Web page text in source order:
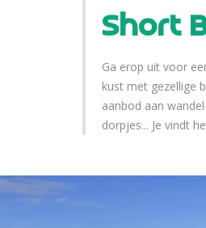
Short
Ga erop uit voor
kust met gezellige
aanbod aan
dorpjes... Je vindt